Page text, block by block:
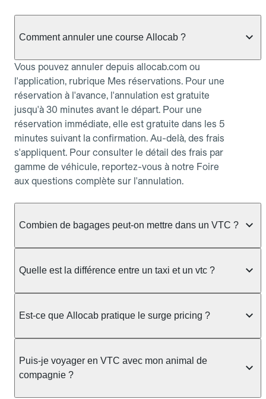
Comment annuler une course Allocab ?
Vous pouvez annuler depuis allocab.com ou
l'application, rubrique Mes réservations. Pour une
réservation à l'avance, l'annulation est gratuite
jusqu'à 30 minutes avant le départ. Pour une
réservation immédiate, elle est gratuite dans les 5
minutes suivant la confirmation. Au-delà, des frais
s'appliquent. Pour consulter le détail des frais par
gamme de véhicule, reportez-vous à notre Foire
aux questions complète sur l'annulation.
Combien de bagages peut-on mettre dans un VTC ?
réservée :
Berline, Green, Berline Affaires, VAO : jusqu'à 3
Moto-taxi : jusqu'à 2 bagages cabine TPMR : 1
bagage
Le prix de la course ne change pas selon le
nombre de bagages. Si vous avez des bagages
Quelle est la différence entre un taxi et un vtc ?
dans la rue ou à une station, avec un tarif calculé au
réservation préalable et propose un prix fixe connu
à l'avance, sans mauvaise surprise ni frais cachés.
Chez Allocab, tous les chauffeurs sont des
Est-ce que Allocab pratique le surge pricing ?
prix de votre course est calculé et affiché avant la
validation de la réservation, puis fixé définitivement.
Puis-je voyager en VTC avec mon animal de
compagnie ?